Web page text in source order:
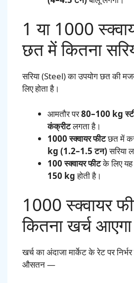
1 या 1000
छत में कितना
सरिया (Steel) का उपयोग छत की
लिए होता है।
आमतौर पर80–100 kg
कंक्रीटलगता है।
1000 स्क्वायर फीटछत में
kg (1.2–1.5 टन)सरिया
100 स्क्वायर फीटके लिए यह
150 kgहोती है।
1000 स्क्वायर
कितना खर्च आएगा
खर्च का अंदाजा मार्केट के रेट पर
औसतन —